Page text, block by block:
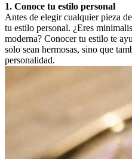
1. Conoce tu estilo personal
Antes de elegir cualquier pieza
tu estilo personal. ¿Eres
moderna? Conocer tu estilo te
solo sean hermosas, sino que
personalidad.